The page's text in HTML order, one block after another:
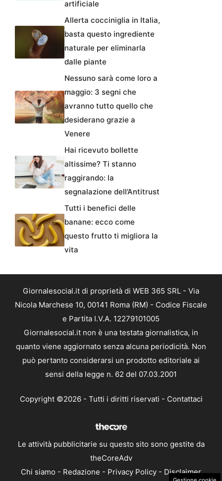
artificiale
Allerta cocciniglia in Italia,
basta questo ingrediente
naturale per eliminarla
dalle piante
Nessuno sarà come loro a
maggio: 3 segni che
avranno tutto quello che
desiderano grazie a
Venere
Hai ricevuto bollette
altissime? Ti stanno
raggirando: la
segnalazione dell’Antitrust
Tutti i benefici delle
banane: ecco come
questo frutto ti migliora la
vita
Giornalesocial.it di proprietà di WEB 365 SRL - Via
Nicola Marchese 10, 00141 Roma (RM) - Codice Fiscale
e Partita I.V.A. 12279101005
Giornalesocial.it non è una testata giornalistica, in
quanto viene aggiornato senza alcuna periodicità. Non
può pertanto considerarsi un prodotto editoriale ai
sensi della legge n. 62 del 07.03.2001
Copyright ©2026 - Tutti i diritti riservati - Contattaci
Le attività pubblicitarie su questo sito sono gestite da
theCoreAdv
Chi siamo - Redazione - Privacy Policy - Disclaimer